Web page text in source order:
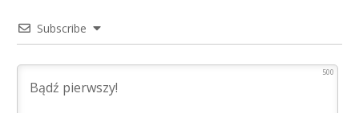
Subscribe
500